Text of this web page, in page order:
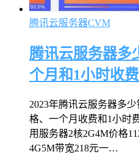
腾讯云服务器CVM
腾讯云服务器多
个月和1小时收
2023年腾讯云服务器多
格、一个月收费和1小时
用服务器2核2G4M价格
4G5M带宽218元一…